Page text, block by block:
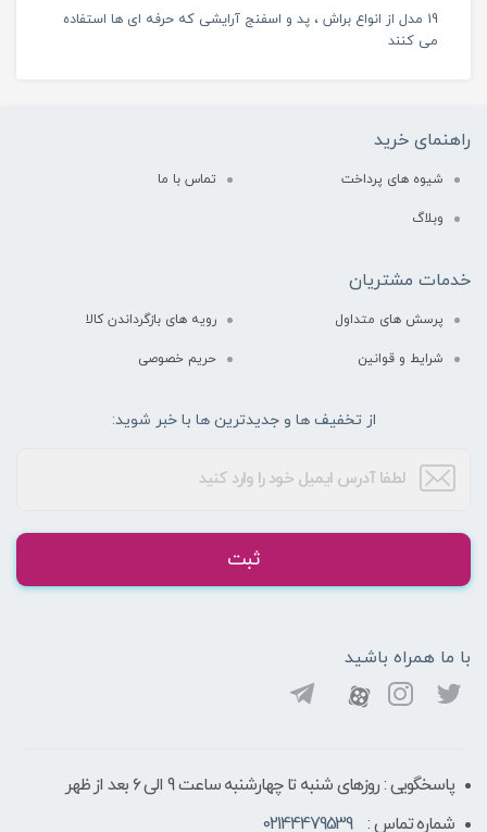
19 مدل از انواع براش ، پد و اسفنج آرایشی که حرفه ای ها استفاده
می کنند
راهنمای خرید
شیوه های پرداخت تماس با ما
وبلاگ
خدمات مشتریان
پرسش های متداول رویه های بازگرداندن کالا
شرایط و قوانین حریم خصوصی
از تخفیف ها و جدیدترین ها با خبر شوید:
ثبت
با ما همراه باشید
پاسخگویی : روزهای شنبه تا چهارشنبه ساعت 9 الی ۶ بعد از ظهر
شماره تماس :
02144479539